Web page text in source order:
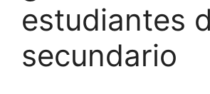
estudiantes
secundario